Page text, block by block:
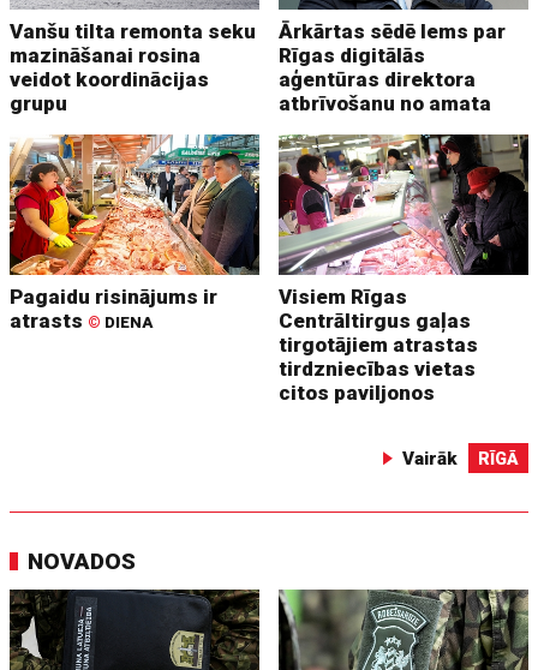
Vanšu tilta remonta seku
mazināšanai rosina
veidot koordinācijas
grupu
Ārkārtas sēdē lems par
Rīgas digitālās
aģentūras direktora
atbrīvošanu no amata
Pagaidu risinājums ir
atrasts © DIENA
Visiem Rīgas
Centrāltirgus gaļas
tirgotājiem atrastas
tirdzniecības vietas
citos paviljonos
Vairāk RĪGĀ
NOVADOS